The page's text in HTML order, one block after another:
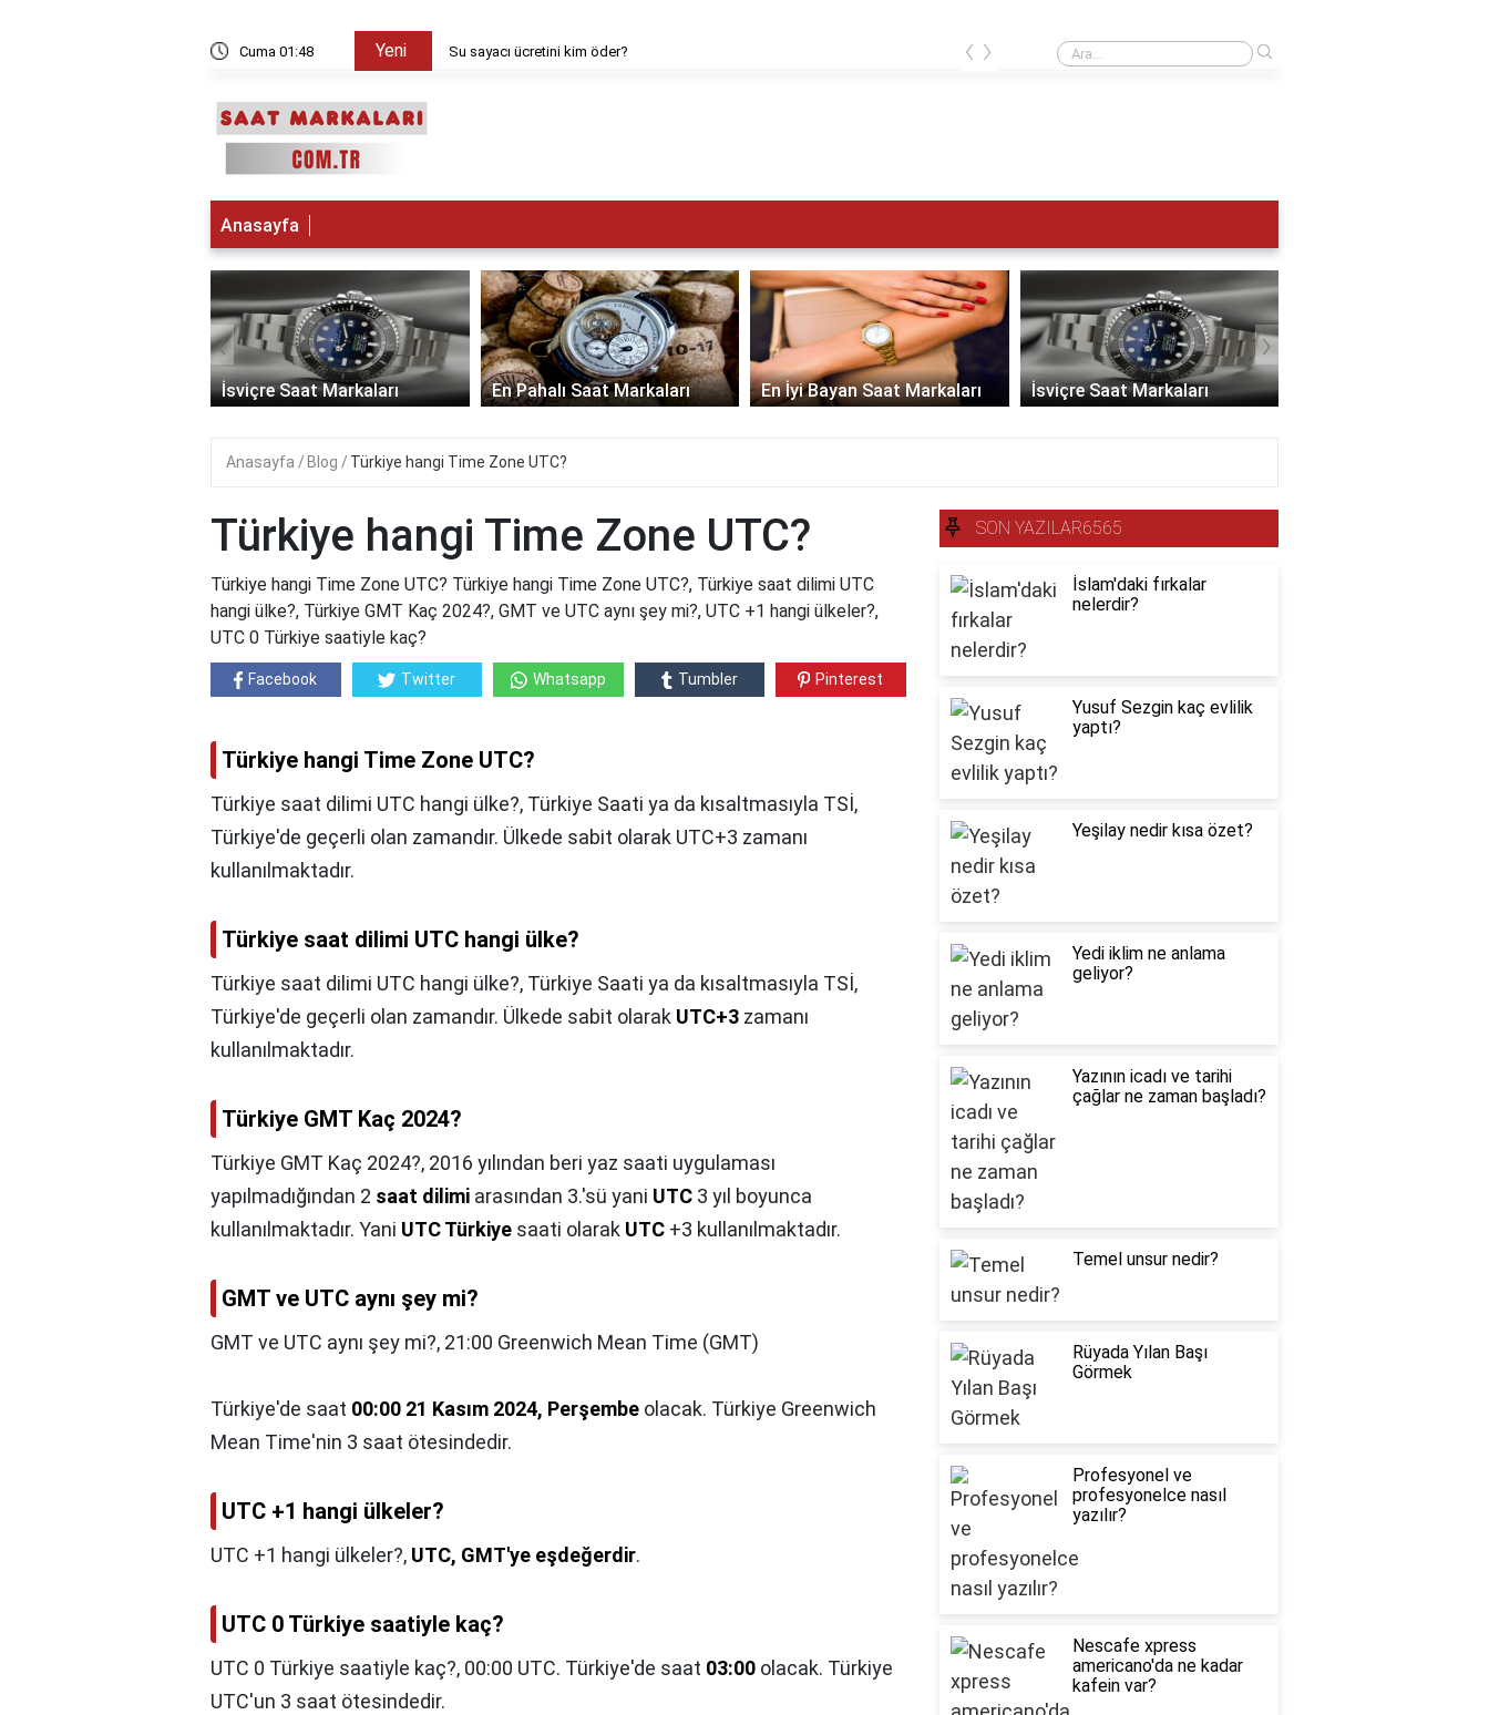
Cuma 01:48 Yeni Su sayacı ücretini kim öder? UTC 0 Türkiye saat kaç?
‹ ›
Anasayfa
İsviçre Saat Markaları En Pahalı Saat Markaları En İyi Bayan Saat Markaları İsviçre Saat Markaları
‹ ›
Anasayfa Blog Türkiye hangi Time Zone UTC?
Türkiye hangi Time Zone UTC?
Türkiye hangi Time Zone UTC? Türkiye hangi Time Zone UTC?, Türkiye saat dilimi UTC
hangi ülke?, Türkiye GMT Kaç 2024?, GMT ve UTC aynı şey mi?, UTC +1 hangi ülkeler?,
UTC 0 Türkiye saatiyle kaç?
Facebook Twitter Whatsapp Tumbler Pinterest
Türkiye hangi Time Zone UTC?
Türkiye saat dilimi UTC hangi ülke?, Türkiye Saati ya da kısaltmasıyla TSİ,
Türkiye'de geçerli olan zamandır. Ülkede sabit olarak UTC+3 zamanı
kullanılmaktadır.
Türkiye saat dilimi UTC hangi ülke?
Türkiye saat dilimi UTC hangi ülke?, Türkiye Saati ya da kısaltmasıyla TSİ,
Türkiye'de geçerli olan zamandır. Ülkede sabit olarak UTC+3 zamanı
kullanılmaktadır.
Türkiye GMT Kaç 2024?
Türkiye GMT Kaç 2024?, 2016 yılından beri yaz saati uygulaması
yapılmadığından 2 saat dilimi arasından 3.'sü yani UTC 3 yıl boyunca
kullanılmaktadır. Yani UTC Türkiye saati olarak UTC +3 kullanılmaktadır.
GMT ve UTC aynı şey mi?
GMT ve UTC aynı şey mi?, 21:00 Greenwich Mean Time (GMT)
Türkiye'de saat 00:00 21 Kasım 2024, Perşembe olacak. Türkiye Greenwich
Mean Time'nin 3 saat ötesindedir.
UTC +1 hangi ülkeler?
UTC +1 hangi ülkeler?, UTC, GMT'ye eşdeğerdir.
UTC 0 Türkiye saatiyle kaç?
UTC 0 Türkiye saatiyle kaç?, 00:00 UTC. Türkiye'de saat 03:00 olacak. Türkiye
UTC'un 3 saat ötesindedir.
SON YAZILAR6565
İslam'daki fırkalar
nelerdir?
Yusuf Sezgin kaç evlilik
yaptı?
Yeşilay nedir kısa özet?
Yedi iklim ne anlama
geliyor?
Yazının icadı ve tarihi
çağlar ne zaman başladı?
Temel unsur nedir?
Rüyada Yılan Başı
Görmek
Profesyonel ve
profesyonelce nasıl
yazılır?
Nescafe xpress
americano'da ne kadar
kafein var?